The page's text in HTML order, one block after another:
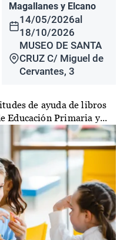
Magallanes y Elcano
14/05/2026al
18/10/2026
MUSEO DE SANTA
CRUZ C/ Miguel de
Cervantes, 3
de ayuda de libros
Educación Primaria y...